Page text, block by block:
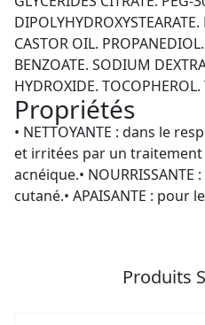
CASTOR OIL.
BENZOATE. SODIUM
HYDROXIDE.
Propriétés
• NETTOYANTE : dans le
et irritées par un
acnéique.•
cutané.• APAISANTE : pour
Produits